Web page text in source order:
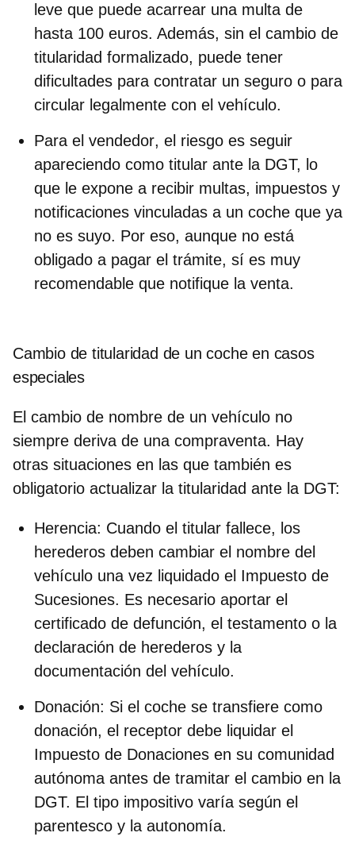
leve que puede acarrear una multa de
hasta 100 euros. Además, sin el cambio de
titularidad formalizado, puede tener
dificultades para contratar un seguro o para
circular legalmente con el vehículo.
Para el vendedor, el riesgo es seguir
apareciendo como titular ante la DGT, lo
que le expone a recibir multas, impuestos y
notificaciones vinculadas a un coche que ya
no es suyo. Por eso, aunque no está
obligado a pagar el trámite, sí es muy
recomendable que notifique la venta.
Cambio de titularidad de un coche en casos
especiales
El cambio de nombre de un vehículo no
siempre deriva de una compraventa. Hay
otras situaciones en las que también es
obligatorio actualizar la titularidad ante la DGT:
Herencia: Cuando el titular fallece, los
herederos deben cambiar el nombre del
vehículo una vez liquidado el Impuesto de
Sucesiones. Es necesario aportar el
certificado de defunción, el testamento o la
declaración de herederos y la
documentación del vehículo.
Donación: Si el coche se transfiere como
donación, el receptor debe liquidar el
Impuesto de Donaciones en su comunidad
autónoma antes de tramitar el cambio en la
DGT. El tipo impositivo varía según el
parentesco y la autonomía.